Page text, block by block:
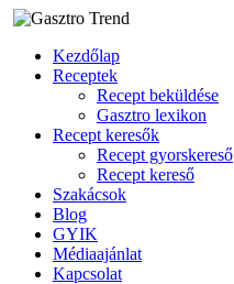
Kezdőlap
Receptek
Recept beküldése
Gasztro lexikon
Recept keresők
Recept gyorskereső
Recept kereső
Szakácsok
Blog
GYIK
Médiaajánlat
Kapcsolat